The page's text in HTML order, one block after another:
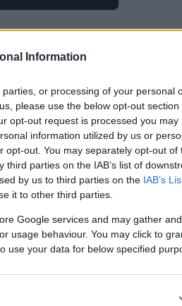
Information
or processing of your personal
please use the below opt-out section
opt-out request is processed you may
information utilized by us or
opt-out. You may separately opt-out of
parties on the IAB’s list of
by us to third parties on the IAB’s
it to other third parties.
Google services and may gather
usage behaviour. You may click to
use your data for below specified
economico
il 40% della
per colmare
delle